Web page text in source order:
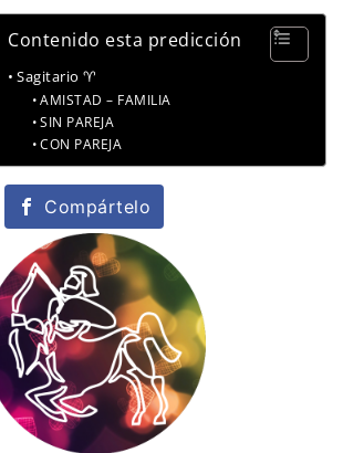
Contenido esta predicción
Sagitario ♈
AMISTAD – FAMILIA
SIN PAREJA
CON PAREJA
Compártelo